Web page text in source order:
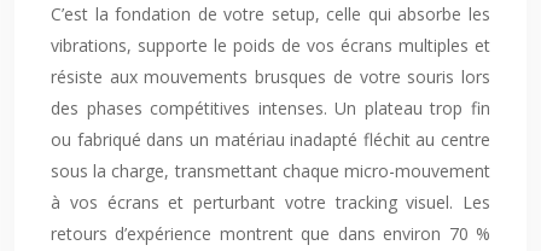
C’est la fondation de votre setup, celle qui absorbe les
vibrations, supporte le poids de vos écrans multiples et
résiste aux mouvements brusques de votre souris lors
des phases compétitives intenses. Un plateau trop fin
ou fabriqué dans un matériau inadapté fléchit au centre
sous la charge, transmettant chaque micro-mouvement
à vos écrans et perturbant votre tracking visuel. Les
retours d’expérience montrent que dans environ 70 %